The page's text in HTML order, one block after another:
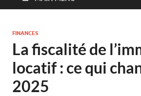
FINANCES
La fiscalité de
locatif : ce qui
2025